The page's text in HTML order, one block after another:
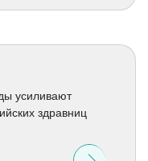
усиливают
здравниц